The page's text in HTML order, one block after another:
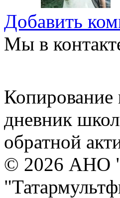
Добавить
Мы в
Копирование
дневник
обратной
© 2026 АНО